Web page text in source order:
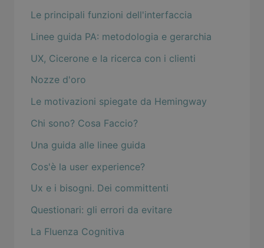
Le principali funzioni dell'interfaccia
Linee guida PA: metodologia e gerarchia
UX, Cicerone e la ricerca con i clienti
Nozze d'oro
Le motivazioni spiegate da Hemingway
Chi sono? Cosa Faccio?
Una guida alle linee guida
Cos'è la user experience?
Ux e i bisogni. Dei committenti
Questionari: gli errori da evitare
La Fluenza Cognitiva